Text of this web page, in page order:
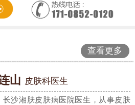
查看更多
山 皮肤科医生
长沙湘肤皮肤病医院医生，从事皮肤